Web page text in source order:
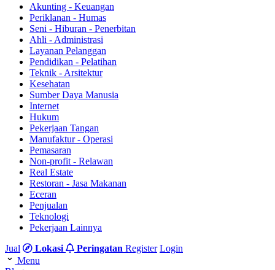
Akunting - Keuangan
Periklanan - Humas
Seni - Hiburan - Penerbitan
Ahli - Administrasi
Layanan Pelanggan
Pendidikan - Pelatihan
Teknik - Arsitektur
Kesehatan
Sumber Daya Manusia
Internet
Hukum
Pekerjaan Tangan
Manufaktur - Operasi
Pemasaran
Non-profit - Relawan
Real Estate
Restoran - Jasa Makanan
Eceran
Penjualan
Teknologi
Pekerjaan Lainnya
Jual
Lokasi Peringatan Register Login
Menu